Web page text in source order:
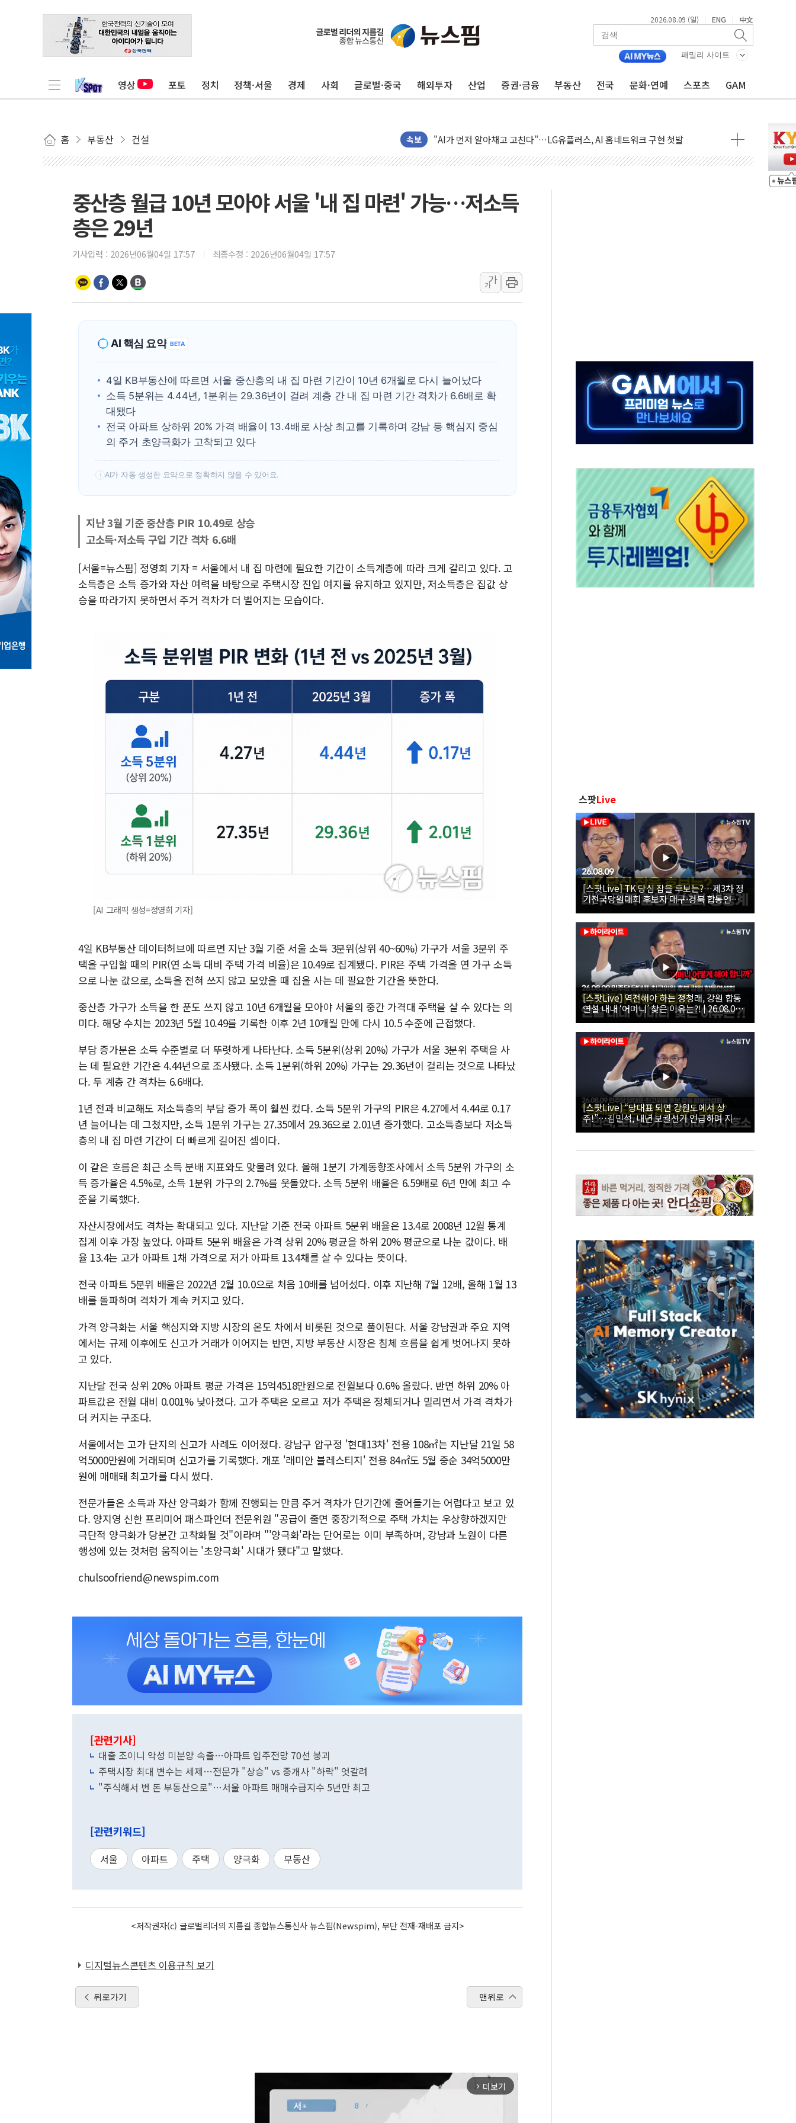
2026.08.09 (일) | ENG | 中文
패밀리 사이트
영상 포토 정치 정책·서울 경제 사회 글로벌·중국 해외투자 산업 증권·금융 부동산 전국 문화·연예 스포츠 GAM
홈 부동산 건설 속보
여야, 황희 '버스 하우스' 공방…野 "청년 우롱 기괴" vs 與 "송구한 해프닝"
현대그린푸드 '텍사스로드하우스' 잠실점, 직장인 핫플레이스로 부상
與 "세제개편안 8월 말 당정 조율 완료…초고가·비거주 1주택 등 여론 수렴"
"AI가 먼저 알아채고 고친다"…LG유플러스, AI 홈네트워크 구현 첫발
삼성전자, 美국립연구소와 영하 30도 극저온 난방기술 개발한다
롯데백화점, 앰배서더 2기 모집…지역 크리에이터 확대
한수원 "폭염 속 전력수급 이상무"…김회천 사장, 원전 현장점검
김성회, 국민의힘에 "청년 결혼까지 정쟁 소재 삼아…청년 삶 가로막는 걸림돌"
서울 38도 폭염에 온열질환 사망자 2명…올해 하루 환자 최다
'상품권 사면 대출 가능' 신종 보이스피싱 기승…금감원 소비자경보
SK하이닉스, 생산·사무직 아우른 통합노조 설립 추진
중산층 월급 10년 모아야 서울 '내 집 마련' 가능…저소득
층은 29년
기사입력 : 2026년06월04일 17:57 최종수정 : 2026년06월04일 17:57
가
가
AI 핵심 요약 BETA
4일 KB부동산에 따르면 서울 중산층의 내 집 마련 기간이 10년 6개월로 다시 늘어났다
소득 5분위는 4.44년, 1분위는 29.36년이 걸려 계층 간 내 집 마련 기간 격차가 6.6배로 확
대됐다
전국 아파트 상하위 20% 가격 배율이 13.4배로 사상 최고를 기록하며 강남 등 핵심지 중심
의 주거 초양극화가 고착되고 있다
! AI가 자동 생성한 요약으로 정확하지 않을 수 있어요.
지난 3월 기준 중산층 PIR 10.49로 상승
고소득·저소득 구입 기간 격차 6.6배
[서울=뉴스핌] 정영희 기자 = 서울에서 내 집 마련에 필요한 기간이 소득계층에 따라 크게 갈리고 있다. 고
소득층은 소득 증가와 자산 여력을 바탕으로 주택시장 진입 여지를 유지하고 있지만, 저소득층은 집값 상
승을 따라가지 못하면서 주거 격차가 더 벌어지는 모습이다.
[AI 그래픽 생성=정영희 기자]
4일 KB부동산 데이터허브에 따르면 지난 3월 기준 서울 소득 3분위(상위 40~60%) 가구가 서울 3분위 주
택을 구입할 때의 PIR(연 소득 대비 주택 가격 비율)은 10.49로 집계됐다. PIR은 주택 가격을 연 가구 소득
으로 나눈 값으로, 소득을 전혀 쓰지 않고 모았을 때 집을 사는 데 필요한 기간을 뜻한다.
중산층 가구가 소득을 한 푼도 쓰지 않고 10년 6개월을 모아야 서울의 중간 가격대 주택을 살 수 있다는 의
미다. 해당 수치는 2023년 5월 10.49를 기록한 이후 2년 10개월 만에 다시 10.5 수준에 근접했다.
부담 증가분은 소득 수준별로 더 뚜렷하게 나타난다. 소득 5분위(상위 20%) 가구가 서울 3분위 주택을 사
는 데 필요한 기간은 4.44년으로 조사됐다. 소득 1분위(하위 20%) 가구는 29.36년이 걸리는 것으로 나타났
다. 두 계층 간 격차는 6.6배다.
1년 전과 비교해도 저소득층의 부담 증가 폭이 훨씬 컸다. 소득 5분위 가구의 PIR은 4.27에서 4.44로 0.17
년 늘어나는 데 그쳤지만, 소득 1분위 가구는 27.35에서 29.36으로 2.01년 증가했다. 고소득층보다 저소득
층의 내 집 마련 기간이 더 빠르게 길어진 셈이다.
이 같은 흐름은 최근 소득 분배 지표와도 맞물려 있다. 올해 1분기 가계동향조사에서 소득 5분위 가구의 소
득 증가율은 4.5%로, 소득 1분위 가구의 2.7%를 웃돌았다. 소득 5분위 배율은 6.59배로 6년 만에 최고 수
준을 기록했다.
자산시장에서도 격차는 확대되고 있다. 지난달 기준 전국 아파트 5분위 배율은 13.4로 2008년 12월 통계
집계 이후 가장 높았다. 아파트 5분위 배율은 가격 상위 20% 평균을 하위 20% 평균으로 나눈 값이다. 배
율 13.4는 고가 아파트 1채 가격으로 저가 아파트 13.4채를 살 수 있다는 뜻이다.
전국 아파트 5분위 배율은 2022년 2월 10.0으로 처음 10배를 넘어섰다. 이후 지난해 7월 12배, 올해 1월 13
배를 돌파하며 격차가 계속 커지고 있다.
가격 양극화는 서울 핵심지와 지방 시장의 온도 차에서 비롯된 것으로 풀이된다. 서울 강남권과 주요 지역
에서는 규제 이후에도 신고가 거래가 이어지는 반면, 지방 부동산 시장은 침체 흐름을 쉽게 벗어나지 못하
고 있다.
지난달 전국 상위 20% 아파트 평균 가격은 15억4518만원으로 전월보다 0.6% 올랐다. 반면 하위 20% 아
파트값은 전월 대비 0.001% 낮아졌다. 고가 주택은 오르고 저가 주택은 정체되거나 밀리면서 가격 격차가
더 커지는 구조다.
서울에서는 고가 단지의 신고가 사례도 이어졌다. 강남구 압구정 '현대13차' 전용 108㎡는 지난달 21일 58
억5000만원에 거래되며 신고가를 기록했다. 개포 '래미안 블레스티지' 전용 84㎡도 5월 중순 34억5000만
원에 매매돼 최고가를 다시 썼다.
전문가들은 소득과 자산 양극화가 함께 진행되는 만큼 주거 격차가 단기간에 줄어들기는 어렵다고 보고 있
다. 양지영 신한 프리미어 패스파인더 전문위원 "공급이 줄면 중장기적으로 주택 가치는 우상향하겠지만
극단적 양극화가 당분간 고착화될 것"이라며 "'양극화'라는 단어로는 이미 부족하며, 강남과 노원이 다른
행성에 있는 것처럼 움직이는 '초양극화' 시대가 됐다"고 말했다.
chulsoofriend@newspim.com
[관련기사]
대출 조이니 악성 미분양 속출…아파트 입주전망 70선 붕괴
주택시장 최대 변수는 세제…전문가 "상승" vs 중개사 "하락" 엇갈려
"주식해서 번 돈 부동산으로"…서울 아파트 매매수급지수 5년만 최고
[관련키워드]
서울 아파트 주택 양극화 부동산
<저작권자(c) 글로벌리더의 지름길 종합뉴스통신사 뉴스핌(Newspim), 무단 전재-재배포 금지>
디지털뉴스콘텐츠 이용규칙 보기
뒤로가기 맨위로
arrow_forward_ios 더보기
스팟Live
[스팟Live] TK 당심 잡을 후보는?…제3차 정
기전국당원대회 후보자 대구·경북 합동연설
회 생중계 | 26.08.09
[스팟Live] 역전해야 하는 정청래, 강원 합동
연설 내내 ‘어머니’ 찾은 이유는?! | 26.08.09
더불어민주당 당대표·최고위원 후보 강원 합
동연설회
[스팟Live] “당대표 되면 강원도에서 상
주!”…김민석, 내년 보궐선거 언급하며 지지
호소 | 26.08.09 더불어민주당 당대표·최고위